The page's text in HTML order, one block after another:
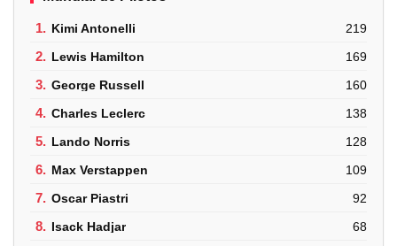
1. Kimi Antonelli 219
2. Lewis Hamilton 169
3. George Russell 160
4. Charles Leclerc 138
5. Lando Norris 128
6. Max Verstappen 109
7. Oscar Piastri 92
8. Isack Hadjar 68